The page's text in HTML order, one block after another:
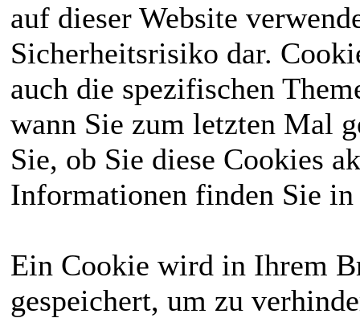
auf dieser Website
Sicherheitsrisiko dar.
auch die spezifischen
wann Sie zum letzten Mal
Sie, ob Sie diese Cookies
Informationen finden Sie
Ein Cookie wird in Ihrem
gespeichert, um zu